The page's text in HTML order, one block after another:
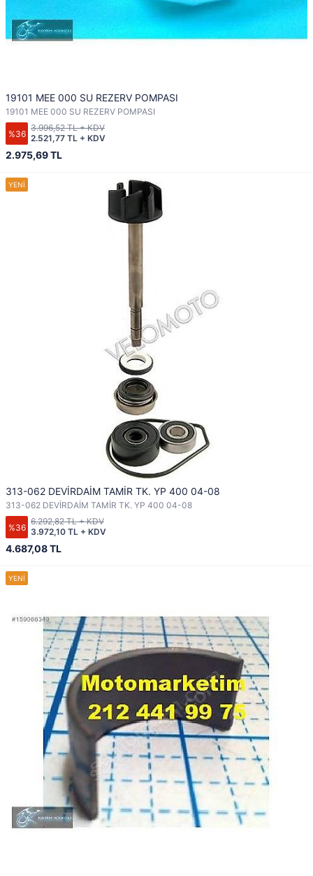
19101 MEE 000 SU REZERV POMPASI
19101 MEE 000 SU REZERV POMPASI
%36
2.975,69 TL
2.521,77 TL + KDV
3.996,52 TL + KDV
313-062 DEVİRDAİM TAMİR TK. YP 400 04-08
313-062 DEVİRDAİM TAMİR TK. YP 400 04-08
%36
4.687,08 TL
3.972,10 TL + KDV
6.292,82 TL + KDV